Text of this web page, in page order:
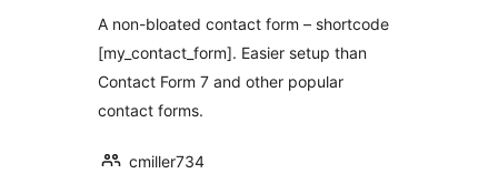
A non-bloated contact form – shortcode
[my_contact_form]. Easier setup than
Contact Form 7 and other popular
contact forms.
cmiller734